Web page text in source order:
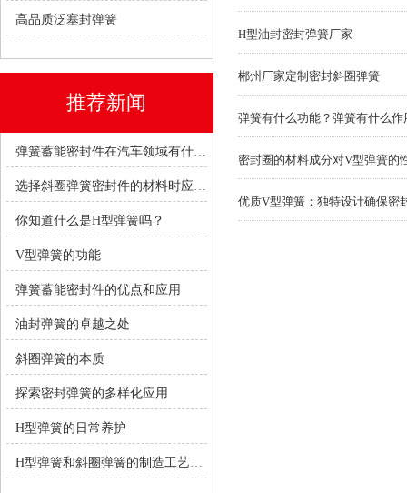
高品质泛塞封弹簧
推荐新闻
弹簧蓄能密封件在汽车领域有什么优势？
选择斜圈弹簧密封件的材料时应考虑哪些因素？
你知道什么是H型弹簧吗？
V型弹簧的功能
弹簧蓄能密封件的优点和应用
油封弹簧的卓越之处
斜圈弹簧的本质
探索密封弹簧的多样化应用
H型弹簧的日常养护
H型弹簧和斜圈弹簧的制造工艺有何不同？
H型油封密封弹簧厂家
郴州厂家定制密封斜圈弹簧
弹簧有什么功能？弹簧有什么作
密封圈的材料成分对V型弹簧的
优质V型弹簧：独特设计确保密